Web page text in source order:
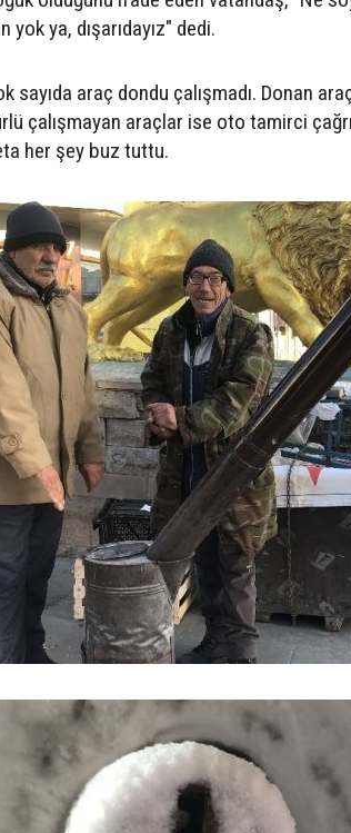
ya, dışarıdayız" dedi.
sayıda araç dondu çalışmadı. Donan
çalışmayan araçlar ise oto tamirci
her şey buz tuttu.